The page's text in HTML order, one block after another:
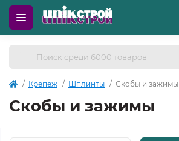
Крепеж Шплинты Скобы и зажимы
Скобы и зажимы